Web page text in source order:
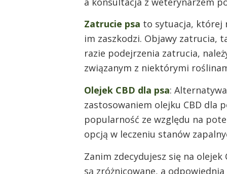
Zatrucie psa to sytuacja, której
im zaszkodzi. Objawy zatrucia,
razie podejrzenia zatrucia,
związanym z niektórymi
Olejek CBD dla psa:
zastosowaniem olejku CBD dla
popularność ze względu na
opcją w leczeniu stanów
Zanim zdecydujesz się na
są zróżnicowane, a